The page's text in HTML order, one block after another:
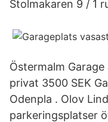
Stolmakaren 9 / 1
Östermalm
privat 3500 SEK
Odenpla . Olov
parkeringsplatser